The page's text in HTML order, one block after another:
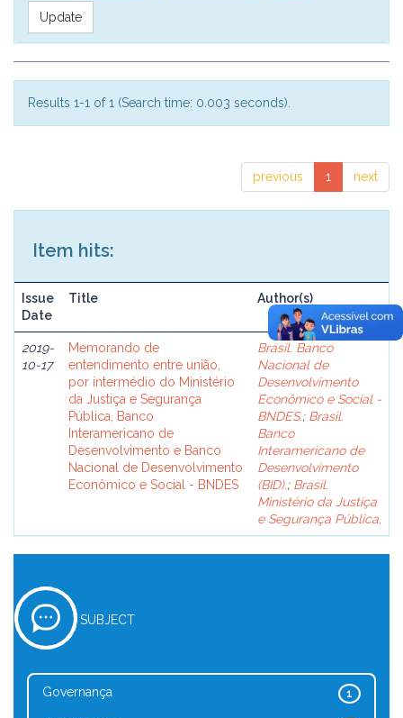
Results 1-1 of 1 (Search time: 0.003 seconds).
previous 1 next
Item hits:
Issue
Date
Title Author(s)
2019-
10-17
Memorando de
entendimento entre união,
por intermédio do Ministério
da Justiça e Segurança
Pública, Banco
Interamericano de
Desenvolvimento e Banco
Nacional de Desenvolvimento
Econômico e Social - BNDES
Brasil. Banco
Nacional de
Desenvolvimento
Econômico e Social -
BNDES.; Brasil.
Banco
Interamericano de
Desenvolvimento
(BID).; Brasil.
Ministério da Justiça
e Segurança Pública.
SUBJECT
1
Governança